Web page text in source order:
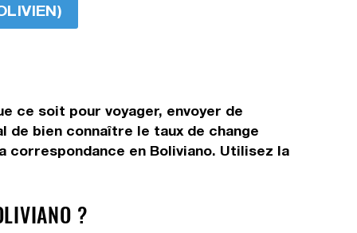
ce soit pour voyager, envoyer de
bien connaître le taux de change
correspondance en Boliviano. Utilisez la
?